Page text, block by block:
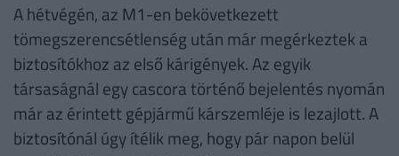
A hétvégén, az M1-en bekövetkezett
tömegszerencsétlenség után már megérkeztek a
biztosítókhoz az első kárigények. Az egyik
társaságnál egy cascora történő bejelentés nyomán
már az érintett gépjármű kárszemléje is lezajlott. A
biztosítónál úgy ítélik meg, hogy pár napon belül